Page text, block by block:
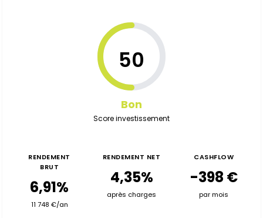
50
Bon
Score investissement
RENDEMENT
BRUT
6,91%
11 748 €/an
RENDEMENT NET
4,35%
après charges
CASHFLOW
-398 €
par mois